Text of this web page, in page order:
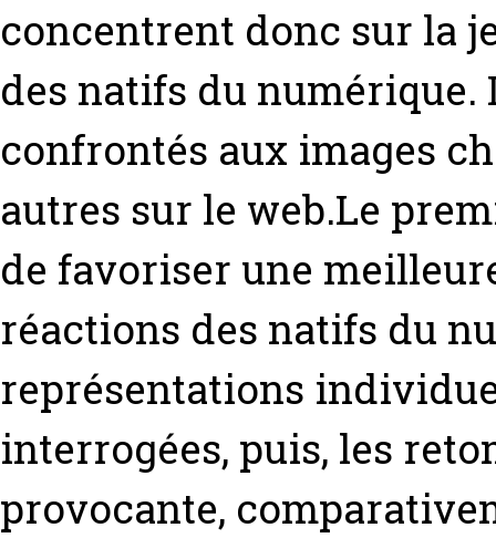
concentrent donc sur la
des natifs du
confrontés aux images
autres sur le web.Le
de favoriser une
réactions des natifs du
représentations
interrogées, puis, les
provocante,